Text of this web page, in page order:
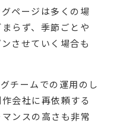
ページは多くの場
らず、季節ごとや
させていく場合も
チームでの運用のし
会社に再依頼する
ンスの高さも非常